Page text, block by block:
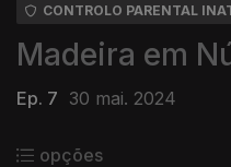
CONTROLO PARENTAL
Madeira em
Ep. 7 30 mai. 2024
opções